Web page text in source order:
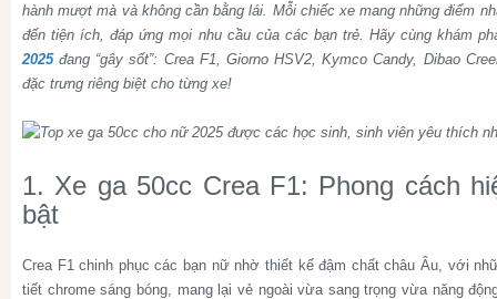
hành mượt mà và không cần bằng lái. Mỗi chiếc xe mang những điểm
đến tiện ích, đáp ứng mọi nhu cầu của các bạn trẻ. Hãy cùng khám
2025đang “gây sốt”: Crea F1, Giorno HSV2, Kymco Candy, Dibao
đặc trưng riêng biệt cho từng xe!
1. Xe ga 50cc Crea F1: Phong cách
bật
Crea F1 chinh phục các bạn nữ nhờ thiết kế đậm chất châu Âu, với
tiết chrome sáng bóng, mang lại vẻ ngoài vừa sang trọng vừa năng